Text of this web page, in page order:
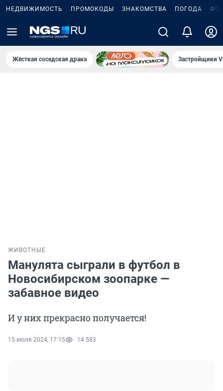
НЕДВИЖИМОСТЬ ПРОМОКОДЫ ЗНАКОМСТВА ПОГОДА
Жёсткая соседская драка Застройщики
ЖИВОТНЫЕ
Манулята сыграли в футбол в
Новосибирском зоопарке —
забавное видео
И у них прекрасно получается!
15 июля 2024, 17:15 14 583